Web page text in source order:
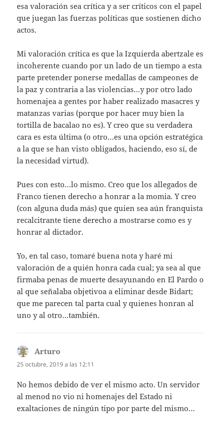
esa valoración sea crítica y a ser críticos con el papel
que juegan las fuerzas políticas que sostienen dicho
actos.
Mi valoración crítica es que la Izquierda abertzale es
incoherente cuando por un lado de un tiempo a esta
parte pretender ponerse medallas de campeones de
la paz y contraria a las violencias…y por otro lado
homenajea a gentes por haber realizado masacres y
matanzas varias (porque por hacer muy bien la
tortilla de bacalao no es). Y creo que su verdadera
cara es esta última (o otro…es una opción estratégica
a la que se han visto obligados, haciendo, eso sí, de
la necesidad virtud).
Pues con esto…lo mismo. Creo que los allegados de
Franco tienen derecho a honrar a la momia. Y creo
(con alguna duda más) que quien sea aún franquista
recalcitrante tiene derecho a mostrarse como es y
honrar al dictador.
Yo, en tal caso, tomaré buena nota y haré mi
valoración de a quién honra cada cual; ya sea al que
firmaba penas de muerte desayunando en El Pardo o
al que señalaba objetivoa a eliminar desde Bidart;
que me parecen tal parta cual y quienes honran al
uno y al otro…también.
Arturo
25 octubre, 2019 a las 12:11
No hemos debido de ver el mismo acto. Un servidor
al menod no vio ni homenajes del Estado ni
exaltaciones de ningún tipo por parte del mismo…